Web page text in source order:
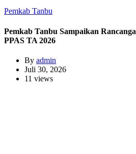
Pemkab Tanbu
Pemkab Tanbu Sampaikan
PPAS TA 2026
By admin
Juli 30, 2026
11 views